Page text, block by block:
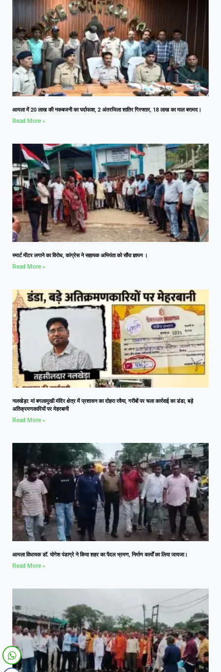
आमला में 20 लाख की नकबजनी का पर्दाफाश, 2 अंतरजिला शातिर गिरफ्तार, 18 लाख का माल बरामद।
Read More »
स्मार्ट मीटर लगाने का विरोध, कांग्रेस ने सहायक अभियंता को सौंपा ज्ञापन ।
Read More »
नलखेड़ा: मां बगलामुखी मंदिर क्षेत्र में प्रशासन का दोहरा रवैया, गरीबों पर चला कार्रवाई का डंडा, बड़े
अतिक्रमणकारियों पर मेहरबानी
Read More »
आमला विधायक डॉ. योगेश पंडाग्रे ने किया शहर का पैदल भ्रमण, निर्माण कार्यों का लिया जायजा।
Read More »